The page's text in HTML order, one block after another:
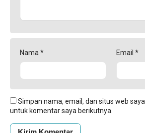
Nama* Email *
Simpan nama, email, dan situs web
untuk komentar saya berikutnya.